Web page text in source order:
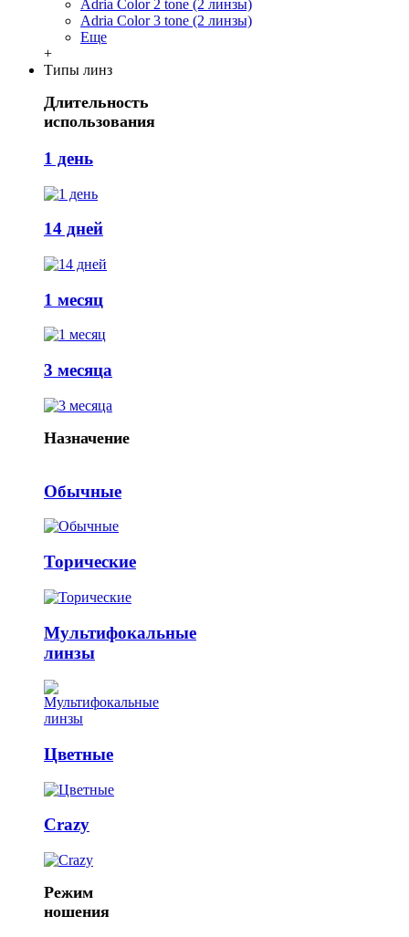
Adria Сolor 2 tone (2 линзы)
Adria Сolor 3 tone (2 линзы)
Еще
+
Типы линз
Длительность
использования
1 день
14 дней
1 месяц
3 месяца
Назначение
Обычные
Торические
Мультифокальные
линзы
Цветные
Crazy
Режим
ношения